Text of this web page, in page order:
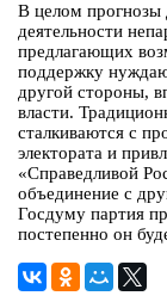
В целом прогнозы
деятельности
предлагающих
поддержку
другой стороны,
власти.
сталкиваются с
электората и
«Справедливой
объединение с
Госдуму партия
постепенно он